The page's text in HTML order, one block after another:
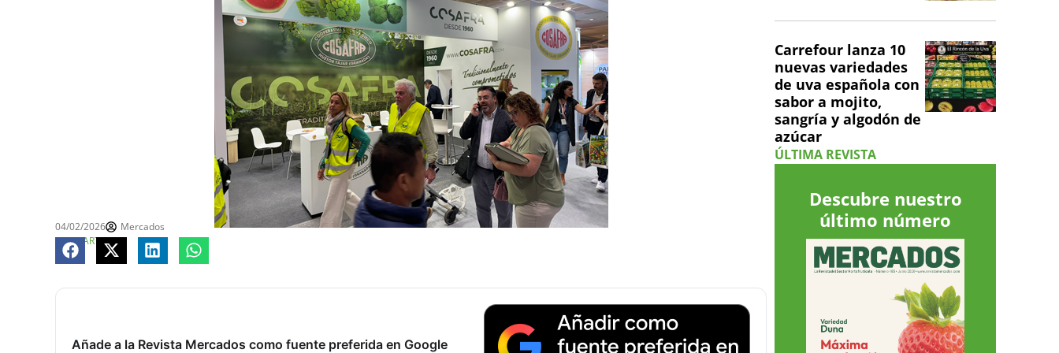
04/02/2026
Mercados
COMPARTE
Añade a la Revista Mercados como fuente preferida en Google
Carrefour lanza 10
nuevas variedades
de uva española con
sabor a mojito,
sangría y algodón de
azúcar
ÚLTIMA REVISTA
Descubre nuestro
último número